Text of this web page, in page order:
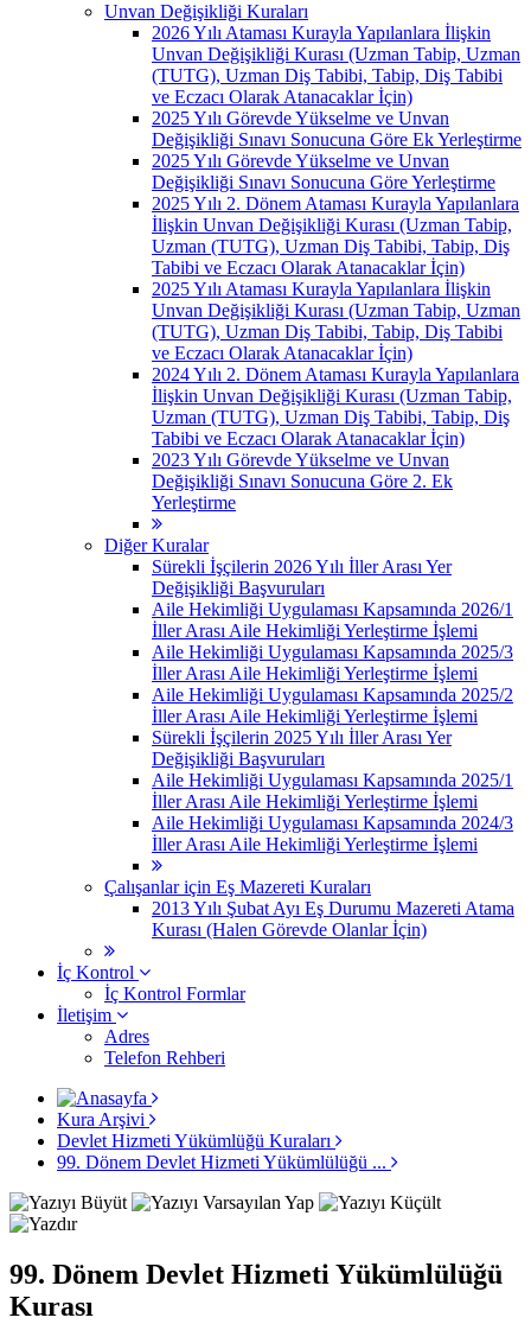
Unvan Değişikliği Kuraları
2026 Yılı Ataması Kurayla Yapılanlara İlişkin
Unvan Değişikliği Kurası (Uzman Tabip, Uzman
(TUTG), Uzman Diş Tabibi, Tabip, Diş Tabibi
ve Eczacı Olarak Atanacaklar İçin)
2025 Yılı Görevde Yükselme ve Unvan
Değişikliği Sınavı Sonucuna Göre Ek Yerleştirme
2025 Yılı Görevde Yükselme ve Unvan
Değişikliği Sınavı Sonucuna Göre Yerleştirme
2025 Yılı 2. Dönem Ataması Kurayla Yapılanlara
İlişkin Unvan Değişikliği Kurası (Uzman Tabip,
Uzman (TUTG), Uzman Diş Tabibi, Tabip, Diş
Tabibi ve Eczacı Olarak Atanacaklar İçin)
2025 Yılı Ataması Kurayla Yapılanlara İlişkin
Unvan Değişikliği Kurası (Uzman Tabip, Uzman
(TUTG), Uzman Diş Tabibi, Tabip, Diş Tabibi
ve Eczacı Olarak Atanacaklar İçin)
2024 Yılı 2. Dönem Ataması Kurayla Yapılanlara
İlişkin Unvan Değişikliği Kurası (Uzman Tabip,
Uzman (TUTG), Uzman Diş Tabibi, Tabip, Diş
Tabibi ve Eczacı Olarak Atanacaklar İçin)
2023 Yılı Görevde Yükselme ve Unvan
Değişikliği Sınavı Sonucuna Göre 2. Ek
Yerleştirme
Diğer Kuralar
Sürekli İşçilerin 2026 Yılı İller Arası Yer
Değişikliği Başvuruları
Aile Hekimliği Uygulaması Kapsamında 2026/1
İller Arası Aile Hekimliği Yerleştirme İşlemi
Aile Hekimliği Uygulaması Kapsamında 2025/3
İller Arası Aile Hekimliği Yerleştirme İşlemi
Aile Hekimliği Uygulaması Kapsamında 2025/2
İller Arası Aile Hekimliği Yerleştirme İşlemi
Sürekli İşçilerin 2025 Yılı İller Arası Yer
Değişikliği Başvuruları
Aile Hekimliği Uygulaması Kapsamında 2025/1
İller Arası Aile Hekimliği Yerleştirme İşlemi
Aile Hekimliği Uygulaması Kapsamında 2024/3
İller Arası Aile Hekimliği Yerleştirme İşlemi
Çalışanlar için Eş Mazereti Kuraları
2013 Yılı Şubat Ayı Eş Durumu Mazereti Atama
Kurası (Halen Görevde Olanlar İçin)
İç Kontrol
İç Kontrol Formlar
İletişim
Adres
Telefon Rehberi
Kura Arşivi
Devlet Hizmeti Yükümlüğü Kuraları
99. Dönem Devlet Hizmeti Yükümlülüğü ...
99. Dönem Devlet Hizmeti Yükümlülüğü
Kurası